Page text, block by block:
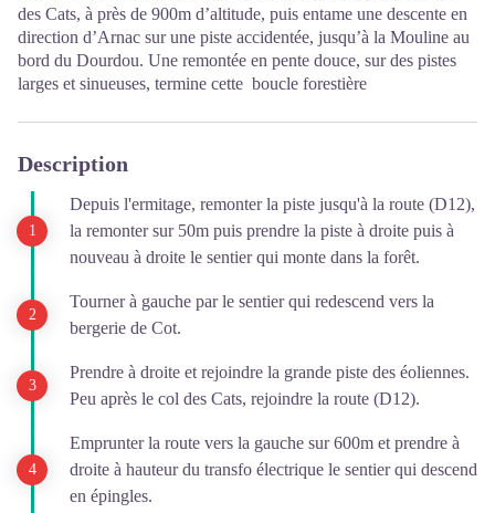
des Cats, à près de 900m d’altitude, puis entame une descente en
direction d’Arnac sur une piste accidentée, jusqu’à la Mouline au
bord du Dourdou. Une remontée en pente douce, sur des pistes
larges et sinueuses, termine cette boucle forestière
Description
Depuis l'ermitage, remonter la piste jusqu'à la route (D12),
la remonter sur 50m puis prendre la piste à droite puis à
nouveau à droite le sentier qui monte dans la forêt.
Tourner à gauche par le sentier qui redescend vers la
bergerie de Cot.
Prendre à droite et rejoindre la grande piste des éoliennes.
Peu après le col des Cats, rejoindre la route (D12).
Emprunter la route vers la gauche sur 600m et prendre à
droite à hauteur du transfo électrique le sentier qui descend
en épingles.